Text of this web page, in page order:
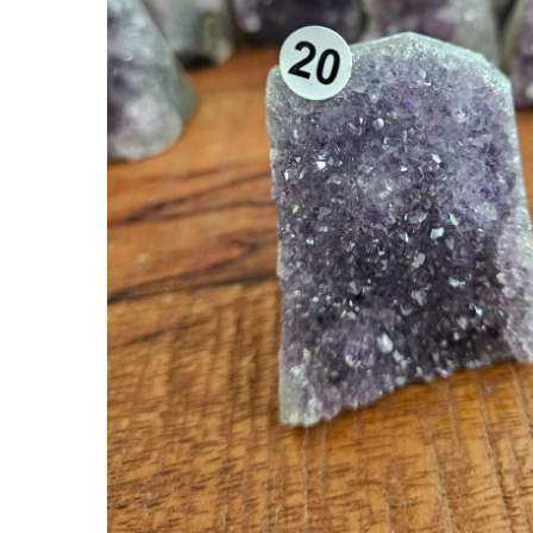
Hit enter to search or ESC to close